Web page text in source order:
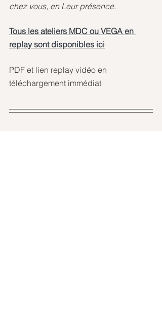
chez vous, en Leur présence.
Tous les ateliers MDC ou VEGA en
replay sont disponibles ici
PDF et lien replay vidéo en
téléchargement immédiat